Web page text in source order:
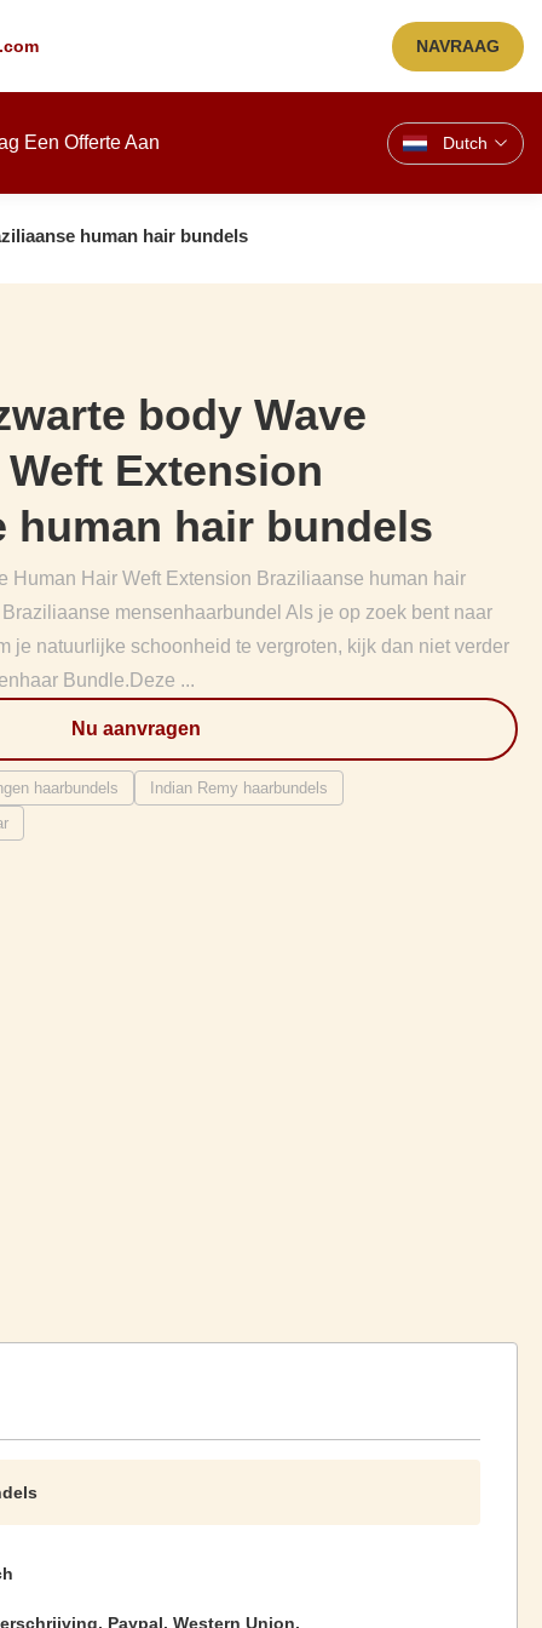
NAVRAAG
Een Offerte Aan Dutch
human hair bundels
body Wave
Extension
human hair bundels
Human Hair Weft Extension Braziliaanse human hair
mensenhaarbundel Als je op zoek bent naar
je natuurlijke schoonheid te vergroten, kijk dan niet verder
Bundle.Deze ...
Nu aanvragen
haarbundels
Indian Remy haarbundels
Paypal, Western Union.